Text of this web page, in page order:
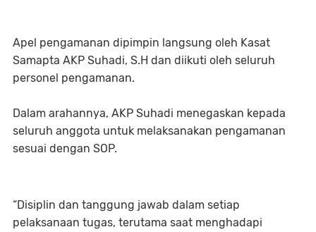
Apel pengamanan dipimpin langsung oleh Kasat
Samapta AKP Suhadi, S.H dan diikuti oleh seluruh
personel pengamanan.
Dalam arahannya, AKP Suhadi menegaskan kepada
seluruh anggota untuk melaksanakan pengamanan
sesuai dengan SOP.
“Disiplin dan tanggung jawab dalam setiap
pelaksanaan tugas, terutama saat menghadapi